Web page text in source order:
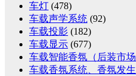
车灯 (478)
车载声学系统 (92)
车载投影 (182)
车载显示 (677)
车载智能香氛（后装市场
车载香氛系统、香氛发